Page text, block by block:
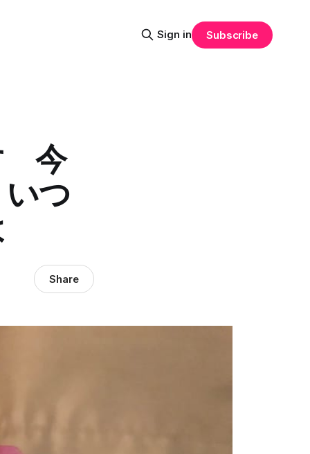
Sign in Subscribe
今
つ
Share